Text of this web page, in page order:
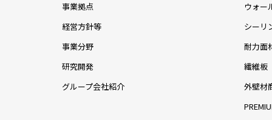
事業拠点
経営方針等
事業分野
研究開発
グループ会社紹介
ウォー
シーリ
耐力面
繊維板
外壁材